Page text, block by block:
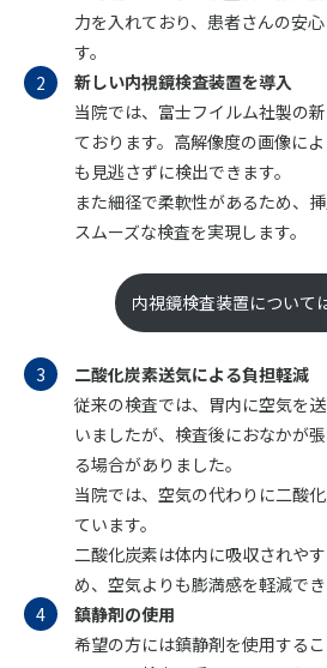
力を入れており、患者さんの安
す。
新しい内視鏡検査装置を導入
当院では、富士フイルム社製の
ております。高解像度の画像に
も見逃さずに検出できます。
また細径で柔軟性があるため、
スムーズな検査を実現します。
内視鏡検査装置について
二酸化炭素送気による負担軽減
従来の検査では、胃内に空気を
いましたが、検査後におなかが
る場合がありました。
当院では、空気の代わりに二酸
ています。
二酸化炭素は体内に吸収されや
め、空気よりも膨満感を軽減でき
鎮静剤の使用
希望の方には鎮静剤を使用する